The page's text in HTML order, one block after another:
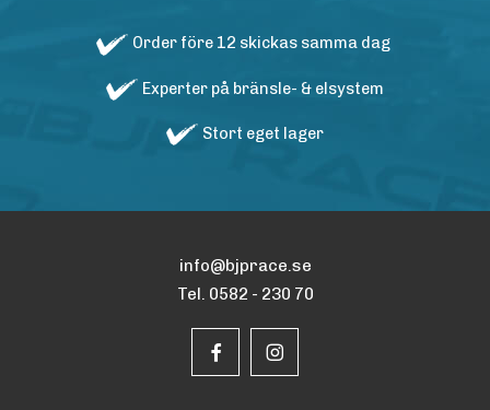
Order före 12 skickas samma dag
Experter på bränsle- & elsystem
Stort eget lager
info@bjprace.se
Tel. 0582 - 230 70